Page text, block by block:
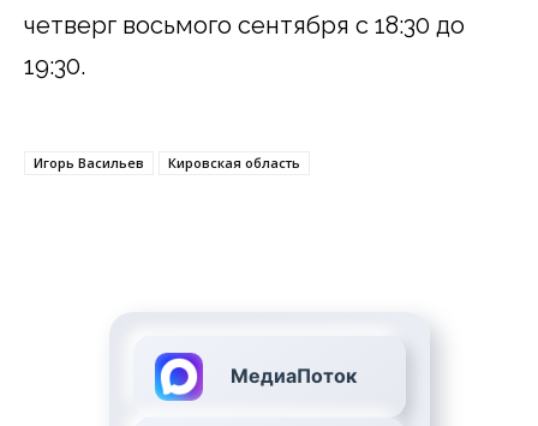
четверг восьмого сентября с 18:30 до
19:30.
Игорь Васильев Кировская область
МедиаПоток